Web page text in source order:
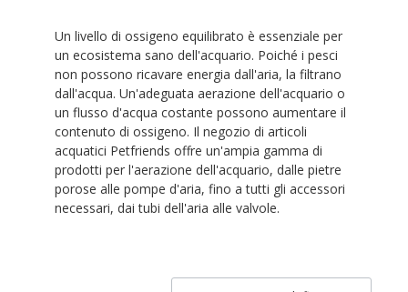
Un livello di ossigeno equilibrato è essenziale per
un ecosistema sano dell'acquario. Poiché i pesci
non possono ricavare energia dall'aria, la filtrano
dall'acqua. Un'adeguata aerazione dell'acquario o
un flusso d'acqua costante possono aumentare il
contenuto di ossigeno. Il negozio di articoli
acquatici Petfriends offre un'ampia gamma di
prodotti per l'aerazione dell'acquario, dalle pietre
porose alle pompe d'aria, fino a tutti gli accessori
necessari, dai tubi dell'aria alle valvole.